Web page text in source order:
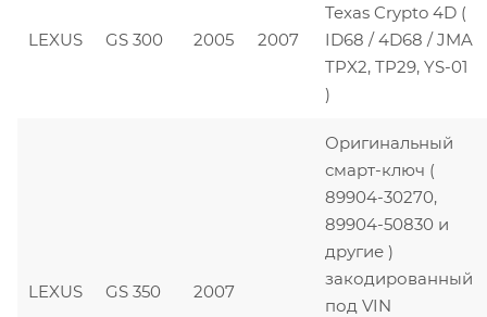
LEXUS GS 300 2005 2007
Texas Crypto 4D (
ID68 / 4D68 / JMA
TPX2, TP29, YS-01
)
LEXUS GS 350 2007
Оригинальный
смарт-ключ (
89904-30270,
89904-50830 и
другие )
закодированный
под VIN